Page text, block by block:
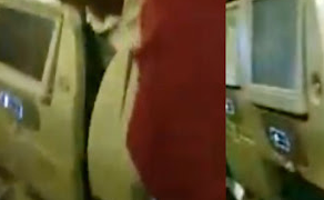
ভলগেটসহ
পদযাত্রা, আসছেন
এসএমসি
গ্রাহক সমাবেশ,
অস্বাভাবিক